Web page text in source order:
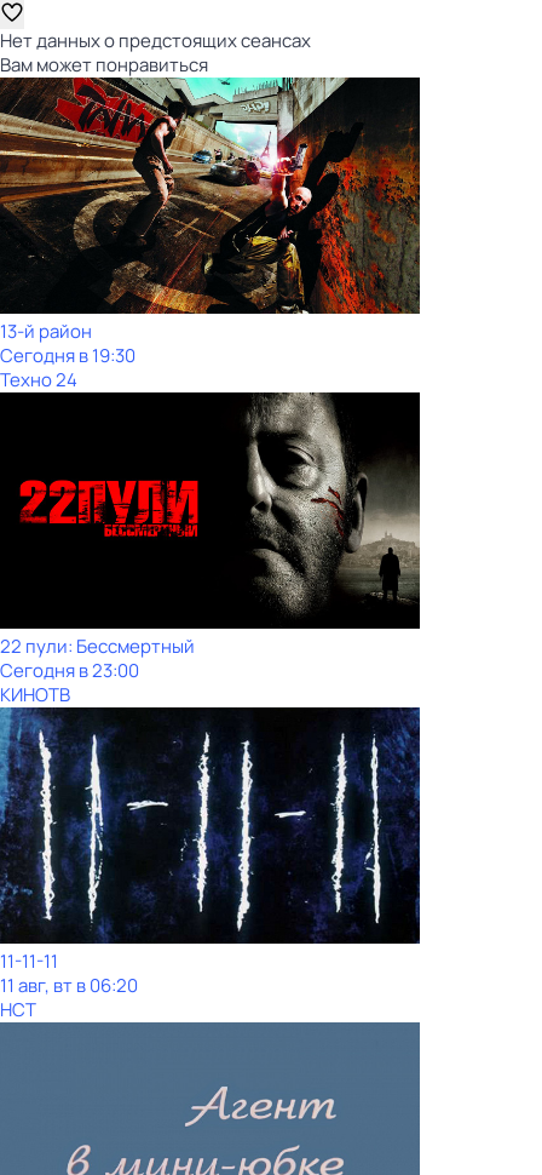
Нет данных о предстоящих сеансах
Вам может понравиться
13-й район
Сегодня в 19:30
Техно 24
22 пули: Бессмертный
Сегодня в 23:00
КИНОТВ
11-11-11
11 авг, вт в 06:20
НСТ